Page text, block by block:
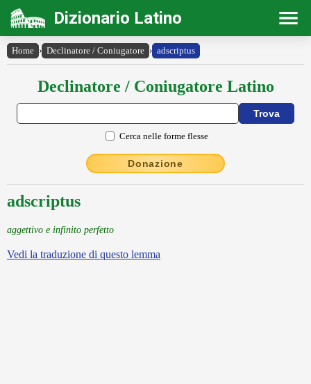
Dizionario Latino
Home › Declinatore / Coniugatore › adscriptus
Declinatore / Coniugatore Latino
Cerca nelle forme flesse
Donazione
adscriptus
aggettivo e infinito perfetto
Vedi la traduzione di questo lemma